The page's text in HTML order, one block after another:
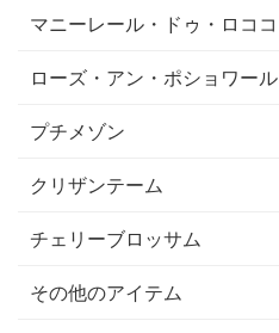
マニーレール・ドゥ・ロココ
ローズ・アン・ポショワール
プチメゾン
クリザンテーム
チェリーブロッサム
その他のアイテム